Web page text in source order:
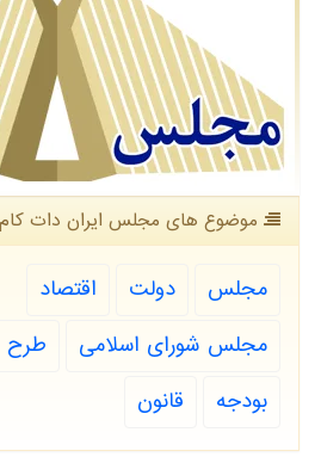
موضوع های مجلس ایران دات كام
مجلس دولت
اقتصاد
مجلس شورای اسلامی
طرح
بودجه
قانون